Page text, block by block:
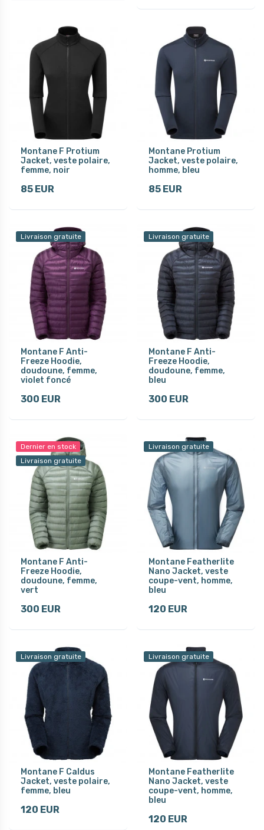
Montane F Protium
Jacket, veste polaire,
femme, noir
85 EUR
Montane Protium
Jacket, veste polaire,
homme, bleu
85 EUR
Livraison gratuite
Montane F Anti-
Freeze Hoodie,
doudoune, femme,
violet foncé
300 EUR
Livraison gratuite
Montane F Anti-
Freeze Hoodie,
doudoune, femme,
bleu
300 EUR
Dernier en stock
Livraison gratuite
Montane F Anti-
Freeze Hoodie,
doudoune, femme,
vert
300 EUR
Livraison gratuite
Montane Featherlite
Nano Jacket, veste
coupe-vent, homme,
bleu
120 EUR
Livraison gratuite
Montane F Caldus
Jacket, veste polaire,
femme, bleu
120 EUR
Livraison gratuite
Montane Featherlite
Nano Jacket, veste
coupe-vent, homme,
bleu
120 EUR